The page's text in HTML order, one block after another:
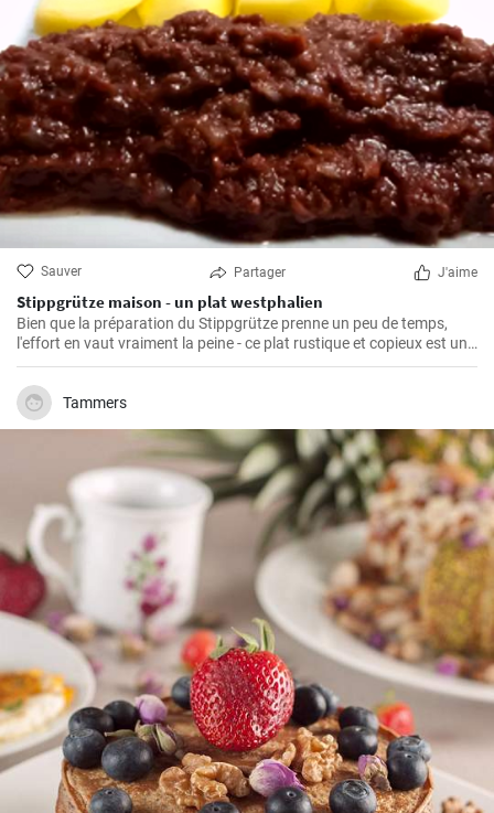
Sauver Partager J'aime
Stippgrütze maison - un plat westphalien
Bien que la préparation du Stippgrütze prenne un peu de temps,
l'effort en vaut vraiment la peine - ce plat rustique et copieux est un
secret absolu de la cuisine traditionnelle de Westphalie. Chaque
famille a sa propre recette, et voici la mienne, que j'ai depuis souvent
préparée à la maison.
Tammers